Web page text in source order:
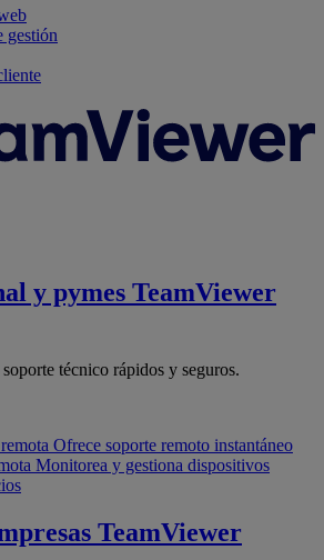
gestión
y pymes TeamViewer
técnico rápidos y seguros.
Ofrece soporte remoto instantáneo
Monitorea y gestiona dispositivos
TeamViewer